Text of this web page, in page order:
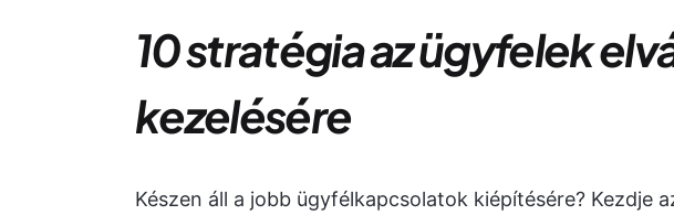
10 stratégia az ügyfelek
kezelésére
Készen áll a jobb ügyfélkapcsolatok kiépítésére? Kezdje